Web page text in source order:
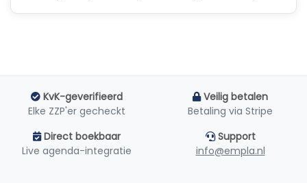
KvK-geverifieerd
Elke ZZP'er gecheckt
Veilig betalen
Betaling via Stripe
Direct boekbaar
Live agenda-integratie
Support
info@empla.nl